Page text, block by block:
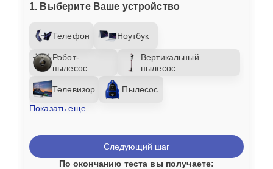
1. Выберите Ваше устройство
Телефон Ноутбук
Робот-
пылесос
Вертикальный
пылесос
Телевизор
Пылесос
Показать еще
Следующий шаг
По окончанию теста вы получаете: